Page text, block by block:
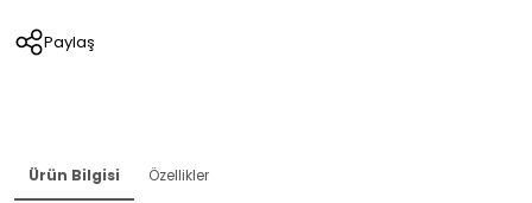
Paylaş
Ürün Bilgisi Özellikler